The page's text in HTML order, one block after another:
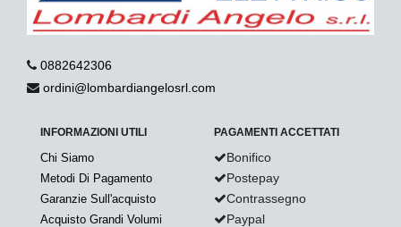
0882642306
ordini@lombardiangelosrl.com
INFORMAZIONI UTILI
Chi Siamo
Metodi Di Pagamento
Garanzie Sull'acquisto
Acquisto Grandi Volumi
PAGAMENTI ACCETTATI
Bonifico
Postepay
Contrassegno
Paypal